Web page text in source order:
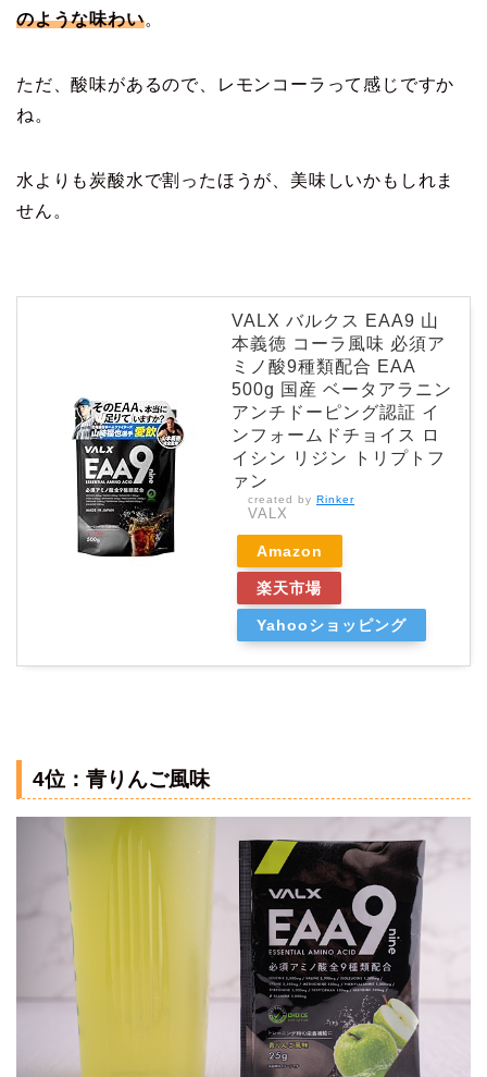
のような味わい。
ただ、酸味があるので、レモンコーラって感じですか
ね。
水よりも炭酸水で割ったほうが、美味しいかもしれま
せん。
VALX バルクス EAA9 山
本義徳 コーラ風味 必須ア
ミノ酸9種類配合 EAA
500g 国産 ベータアラニン
アンチドーピング認証 イ
ンフォームドチョイス ロ
イシン リジン トリプトフ
ァン
created by Rinker
VALX
Amazon
楽天市場
Yahooショッピング
4位：青りんご風味